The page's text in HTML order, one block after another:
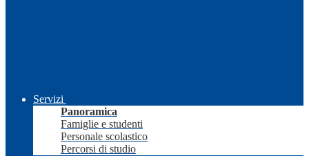
Servizi
Panoramica
Famiglie e studenti
Personale scolastico
Percorsi di studio